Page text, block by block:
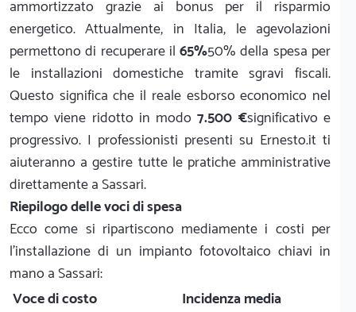
ammortizzato grazie ai bonus per il risparmio
energetico. Attualmente, in Italia, le agevolazioni
permettono di recuperare il65%50% della spesa per
le installazioni domestiche tramite sgravi fiscali.
Questo significa che il reale esborso economico nel
tempo viene ridotto in modo7.500 €significativo e
progressivo. I professionisti presenti su Ernesto.it ti
aiuteranno a gestire tutte le pratiche amministrative
direttamente a Sassari.
Riepilogo delle voci di spesa
Ecco come si ripartiscono mediamente i costi per
l'installazione di un impianto fotovoltaico chiavi in
mano a Sassari:
Voce di costo
Incidenza media